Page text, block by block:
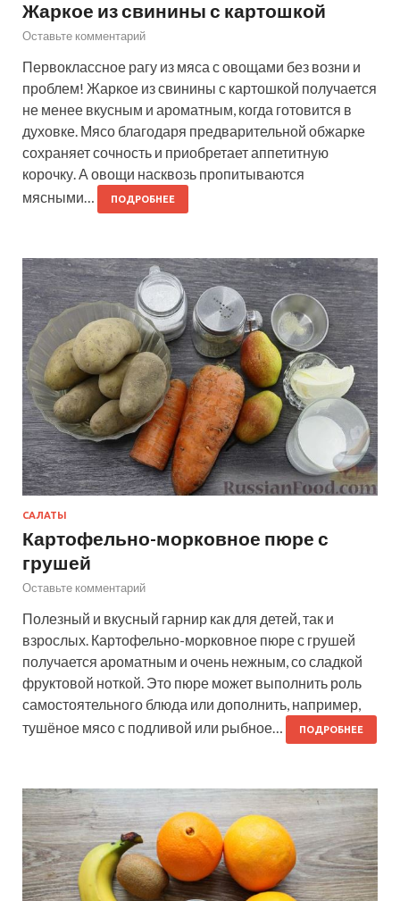
Жаркое из свинины с картошкой
Оставьте комментарий
Первоклассное рагу из мяса с овощами без возни и
проблем! Жаркое из свинины с картошкой получается
не менее вкусным и ароматным, когда готовится в
духовке. Мясо благодаря предварительной обжарке
сохраняет сочность и приобретает аппетитную
корочку. А овощи насквозь пропитываются
мясными…
ПОДРОБНЕЕ
САЛАТЫ
Картофельно-морковное пюре с
грушей
Оставьте комментарий
Полезный и вкусный гарнир как для детей, так и
взрослых. Картофельно-морковное пюре с грушей
получается ароматным и очень нежным, со сладкой
фруктовой ноткой. Это пюре может выполнить роль
самостоятельного блюда или дополнить, например,
тушёное мясо с подливой или рыбное…
ПОДРОБНЕЕ